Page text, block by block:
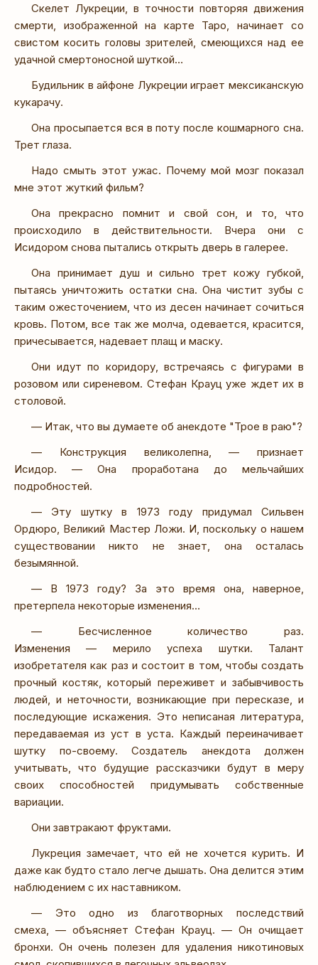
Скелет Лукреции, в точности повторяя движения
смерти, изображенной на карте Таро, начинает со
свистом косить головы зрителей, смеющихся над ее
удачной смертоносной шуткой…
Будильник в айфоне Лукреции играет мексиканскую
кукарачу.
Она просыпается вся в поту после кошмарного сна.
Трет глаза.
Надо смыть этот ужас. Почему мой мозг показал
мне этот жуткий фильм?
Она прекрасно помнит и свой сон, и то, что
происходило в действительности. Вчера они с
Исидором снова пытались открыть дверь в галерее.
Она принимает душ и сильно трет кожу губкой,
пытаясь уничтожить остатки сна. Она чистит зубы с
таким ожесточением, что из десен начинает сочиться
кровь. Потом, все так же молча, одевается, красится,
причесывается, надевает плащ и маску.
Они идут по коридору, встречаясь с фигурами в
розовом или сиреневом. Стефан Крауц уже ждет их в
столовой.
— Итак, что вы думаете об анекдоте "Трое в раю"?
— Конструкция великолепна, — признает
Исидор. — Она проработана до мельчайших
подробностей.
— Эту шутку в 1973 году придумал Сильвен
Ордюро, Великий Мастер Ложи. И, поскольку о нашем
существовании никто не знает, она осталась
безымянной.
— В 1973 году? За это время она, наверное,
претерпела некоторые изменения…
— Бесчисленное количество раз.
Изменения — мерило успеха шутки. Талант
изобретателя как раз и состоит в том, чтобы создать
прочный костяк, который переживет и забывчивость
людей, и неточности, возникающие при пересказе, и
последующие искажения. Это неписаная литература,
передаваемая из уст в уста. Каждый переиначивает
шутку по-своему. Создатель анекдота должен
учитывать, что будущие рассказчики будут в меру
своих способностей придумывать собственные
вариации.
Они завтракают фруктами.
Лукреция замечает, что ей не хочется курить. И
даже как будто стало легче дышать. Она делится этим
наблюдением с их наставником.
— Это одно из благотворных последствий
смеха, — объясняет Стефан Крауц. — Он очищает
бронхи. Он очень полезен для удаления никотиновых